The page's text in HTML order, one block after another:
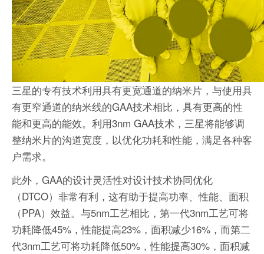
三星的专有技术利用具有更宽通道的纳米片，与使用具
有更窄通道的纳米线的GAA技术相比，具有更高的性
能和更高的能效。利用3nm GAA技术，三星将能够调
整纳米片的沟道宽度，以优化功耗和性能，满足各种客
户需求。
此外，GAA的设计灵活性对设计技术协同优化
（DTCO）非常有利，这有助于提高功率、性能、面积
（PPA）效益。与5nm工艺相比，第一代3nm工艺可将
功耗降低45%，性能提高23%，面积减少16%，而第二
代3nm工艺可将功耗降低50%，性能提高30%，面积减